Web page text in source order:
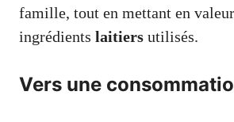
famille, tout en mettant en
ingrédients laitiers utilisés.
Vers une